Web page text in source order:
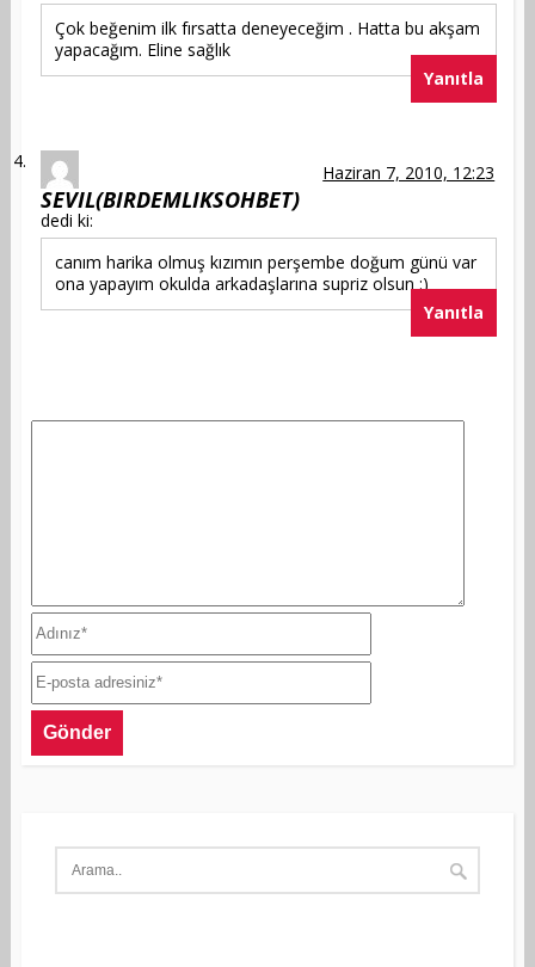
Çok beğenim ilk fırsatta deneyeceğim . Hatta bu akşam
yapacağım. Eline sağlık
Yanıtla
SEVIL(BIRDEMLIKSOHBET)
dedi ki:
Haziran 7, 2010, 12:23
canım harika olmuş kızımın perşembe doğum günü var
ona yapayım okulda arkadaşlarına supriz olsun :)
Yanıtla